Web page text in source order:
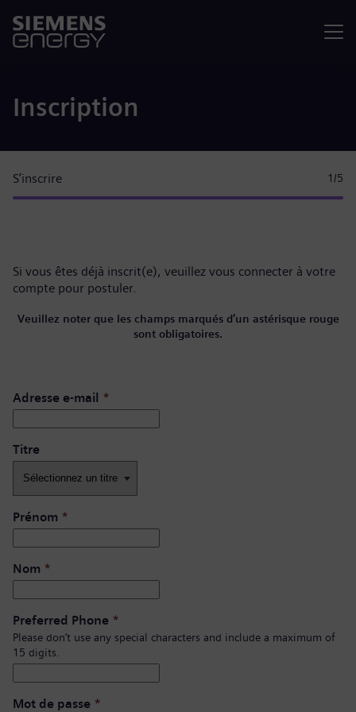
Inscription
S’inscrire 1 /5
Si vous êtes déjà inscrit(e), veuillez vous connecter à votre
compte pour postuler.
Veuillez noter que les champs marqués d’un astérisque rouge
sont obligatoires.
Adresse e-mail *
Titre
Prénom *
Nom *
Preferred Phone *
Please don’t use any special characters and include a maximum of
15 digits.
Mot de passe *